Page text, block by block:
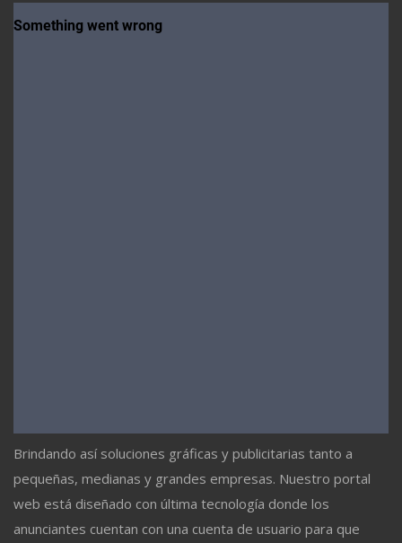
Brindando así soluciones gráficas y publicitarias tanto a
pequeñas, medianas y grandes empresas. Nuestro portal
web está diseñado con última tecnología donde los
anunciantes cuentan con una cuenta de usuario para que